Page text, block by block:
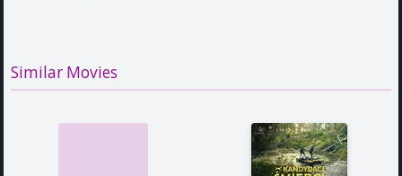
Similar Movies